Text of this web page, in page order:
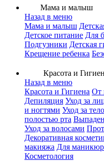
Мама и малыш
Назад в меню
Мама и малыш
Детское питание Для
Подгузники Детская
Крещение ребенка
Красота и
Назад в меню
Красота и Гигиена От
Депиляция Уход за
и ногтями Уход за
полостью рта
Уход за волосами
Декоративная
макияжа Для
Косметология